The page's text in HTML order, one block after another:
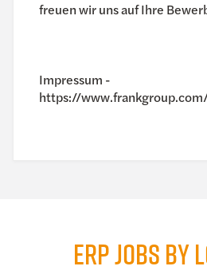
freuen wir uns auf Ihre
Impressum -
https://
ERP JOBS BY